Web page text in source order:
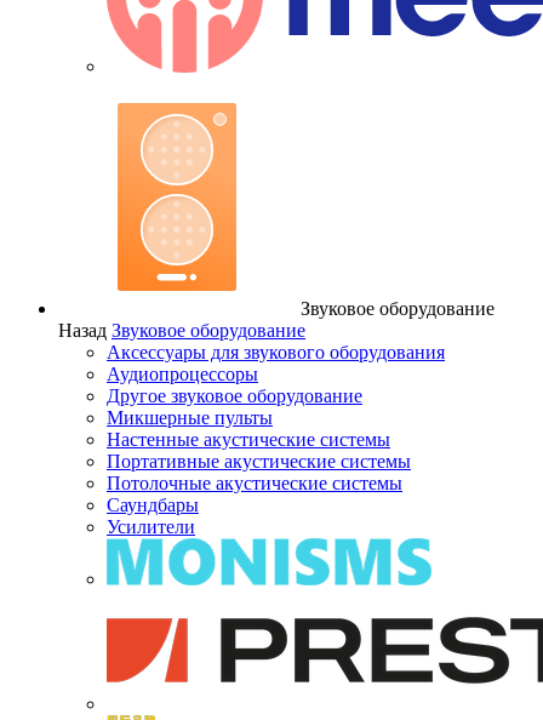
Звуковое оборудование
Назад Звуковое оборудование
Аксессуары для звукового оборудования
Аудиопроцессоры
Другое звуковое оборудование
Микшерные пульты
Настенные акустические системы
Портативные акустические системы
Потолочные акустические системы
Саундбары
Усилители